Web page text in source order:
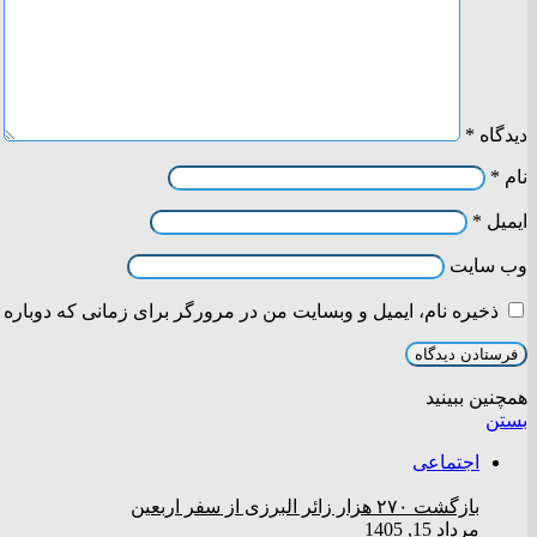
دیدگاه *
نام *
ایمیل *
وب‌ سایت
ذخیره نام، ایمیل و وبسایت من در مرورگر برای زمانی که
همچنین ببینید
بستن
اجتماعی
بازگشت ۲۷۰ هزار زائر البرزی از سفر اربعین
مرداد 15, 1405